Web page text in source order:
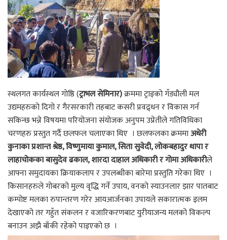
स्थलगत कार्यस्थल गोष्ठि (ट्राभल सेमिनार)क्रममा ट्राइको गँड्यौली मल
उद्यमहरुको दिगो र गैरसरकारी तहबाट कसरी प्रवद्र्धन र विकास गर्न
सकिन्छ भन्ने विषयमा परियोजना संयोजक अनुपम उप्रेतीले गतिविधिका
चरणहरु प्रस्तुत गर्दै छलफल चलाएका थिए । छलफलका क्रममाअधेरी
कुनाका प्रशान्त श्रेष्ठ, विष्णुमाया कुमाल, सिता सुवेदी, लोकबहादुर थापा र
लाहाचोकका बासुदेव ढकाल, शारदा दाहाल अधिकारी र गोमा अधिकारीले
आफ्ना समुदायका क्रियाकलाप र उपलब्धीका बारेमा प्रस्तुति गरेका थिए ।
किसानहरुले गोबरको मुल्य वृद्धि गर्ने उपाय, वनको स्याउनलार झार पातबाट
कम्पोष्ट मलका रुपान्तरण गरेर आयआर्जनका उपायले सकारात्मक इलम
देखाएको तर गहुँत संकलन र वजारिकरणबाट युरीयाजन्य मलको विकल्प
बनाउन अझै बाँकी रहेको पाइएको छ ।